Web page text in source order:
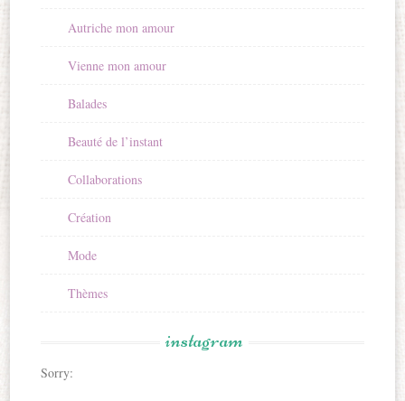
Autriche mon amour
Vienne mon amour
Balades
Beauté de l’instant
Collaborations
Création
Mode
Thèmes
instagram
Sorry: